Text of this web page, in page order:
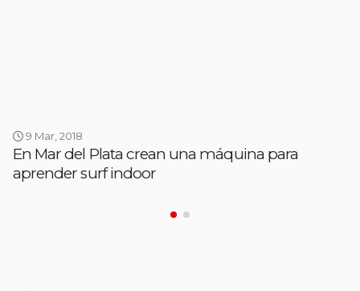
9 Mar, 2018
En Mar del Plata crean una máquina para
aprender surf indoor